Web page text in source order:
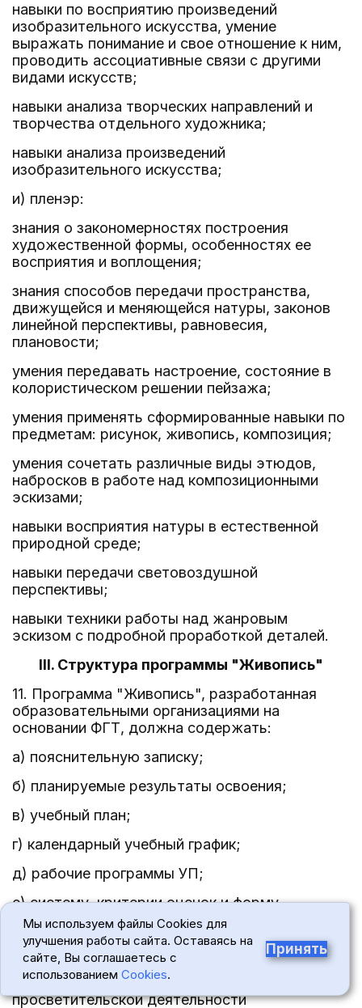
навыки по восприятию произведений
изобразительного искусства, умение
выражать понимание и свое отношение к ним,
проводить ассоциативные связи с другими
видами искусств;
навыки анализа творческих направлений и
творчества отдельного художника;
навыки анализа произведений
изобразительного искусства;
и) пленэр:
знания о закономерностях построения
художественной формы, особенностях ее
восприятия и воплощения;
знания способов передачи пространства,
движущейся и меняющейся натуры, законов
линейной перспективы, равновесия,
плановости;
умения передавать настроение, состояние в
колористическом решении пейзажа;
умения применять сформированные навыки по
предметам: рисунок, живопись, композиция;
умения сочетать различные виды этюдов,
набросков в работе над композиционными
эскизами;
навыки восприятия натуры в естественной
природной среде;
навыки передачи световоздушной
перспективы;
навыки техники работы над жанровым
эскизом с подробной проработкой деталей.
III. Структура программы "Живопись"
11. Программа "Живопись", разработанная
образовательными организациями на
основании ФГТ, должна содержать:
а) пояснительную записку;
б) планируемые результаты освоения;
в) учебный план;
г) календарный учебный график;
д) рабочие программы УП;
е) систему, критерии оценок и форму
промежуточной и итоговой аттестации
результатов освоения программы "Живопись"
обучающимися;
ж) программу творческой, методической и
просветительской деятельности
Мы используем файлы Cookies для
улучшения работы сайта. Оставаясь на
сайте, Вы соглашаетесь с
использованием Cookies.
Принять